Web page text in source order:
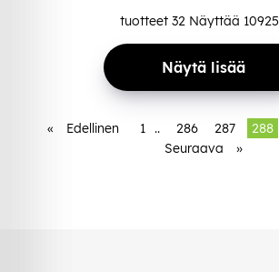
tuotteet 32 Näyttää 10925
Näytä lisää
« Edellinen 1 .. 286 287 288
Seuraava
»